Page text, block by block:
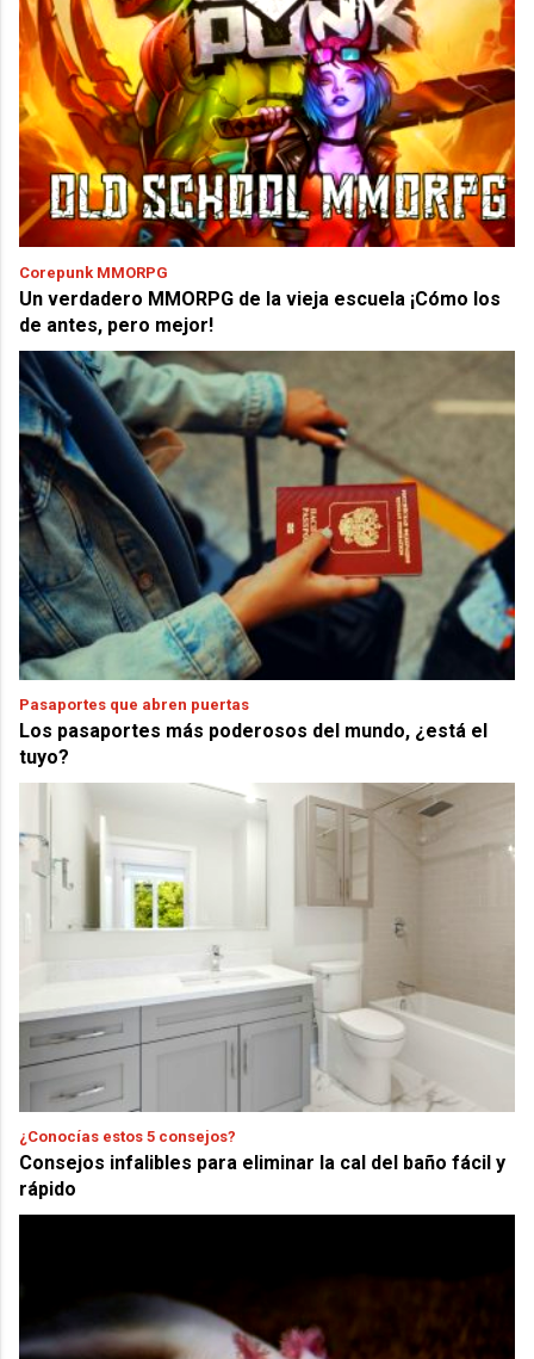
Corepunk MMORPG
Un verdadero MMORPG de la vieja escuela ¡Cómo los
de antes, pero mejor!
Pasaportes que abren puertas
Los pasaportes más poderosos del mundo, ¿está el
tuyo?
¿Conocías estos 5 consejos?
Consejos infalibles para eliminar la cal del baño fácil y
rápido